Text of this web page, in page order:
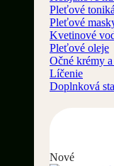
Pleťové toniká
Pleťové
Kvetinové
Pleťové oleje
Očné krémy
Líčenie
Doplnková
Nové